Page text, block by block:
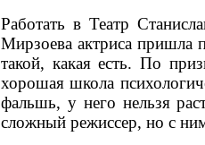
Работать в Театр
Мирзоева актриса
такой, какая есть. По
хорошая школа
фальшь, у него нельзя
сложный режиссер, но с